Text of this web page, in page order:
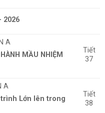
2026
A
MẦU NHIỆM
Tiết
37
A
Lớn lên trong
Tiết
38